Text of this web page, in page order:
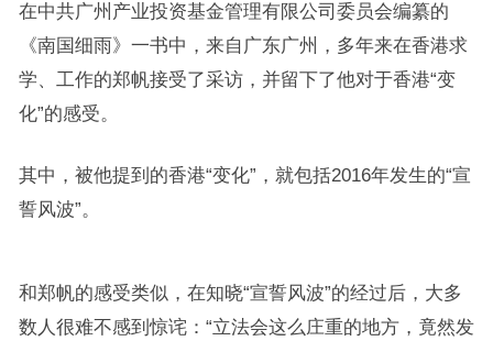
在中共广州产业投资基金管理有限公司委员会编纂的
《南国细雨》一书中，来自广东广州，多年来在香港求
学、工作的郑帆接受了采访，并留下了他对于香港“变
化”的感受。
其中，被他提到的香港“变化”，就包括2016年发生的“宣
誓风波”。
和郑帆的感受类似，在知晓“宣誓风波”的经过后，大多
数人很难不感到惊诧：“立法会这么庄重的地方，竟然发